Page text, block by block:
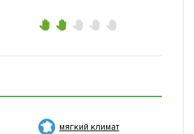
мягкий климат